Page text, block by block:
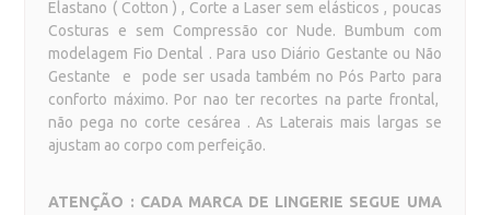
Elastano ( Cotton ) , Corte a Laser sem elásticos , poucas
Costuras e sem Compressão cor Nude. Bumbum com
modelagem Fio Dental . Para uso Diário Gestante ou Não
Gestante e pode ser usada também no Pós Parto para
conforto máximo. Por nao ter recortes na parte frontal,
não pega no corte cesárea . As Laterais mais largas se
ajustam ao corpo com perfeição.
ATENÇÃO : CADA MARCA DE LINGERIE SEGUE UMA